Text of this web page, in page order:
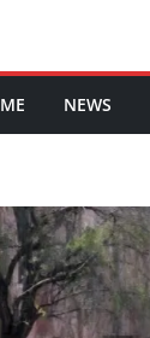
ME NEWS